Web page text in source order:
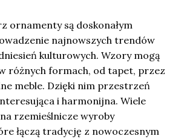
ornamenty są doskonałym
najnowszych trendów
kulturowych. Wzory mogą
różnych formach, od tapet, przez
meble. Dzięki nim przestrzeń
i harmonijna. Wiele
rzemieślnicze wyroby
łączą tradycję z nowoczesnym